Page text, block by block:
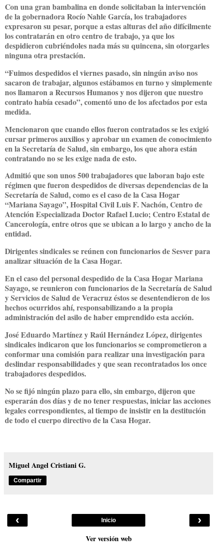
Con una gran bambalina en donde solicitaban la intervención
de la gobernadora Rocío Nahle García, los trabajadores
expresaron su pesar, porque a estas alturas del año difícilmente
los contratarán en otro centro de trabajo, ya que los
despidieron cubriéndoles nada más su quincena, sin otorgarles
ninguna otra prestación.
“Fuimos despedidos el viernes pasado, sin ningún aviso nos
sacaron de trabajar, algunos estábamos en turno y simplemente
nos llamaron a Recursos Humanos y nos dijeron que nuestro
contrato había cesado”, comentó uno de los afectados por esta
medida.
Mencionaron que cuando ellos fueron contratados se les exigió
cursar primeros auxilios y aprobar un examen de conocimiento
en la Secretaría de Salud, sin embargo, los que ahora están
contratando no se les exige nada de esto.
Admitió que son unos 500 trabajadores que laboran bajo este
régimen que fueron despedidos de diversas dependencias de la
Secretaría de Salud, como es el caso de la Casa Hogar
“Mariana Sayago”, Hospital Civil Luis F. Nachón, Centro de
Atención Especializada Doctor Rafael Lucio; Centro Estatal de
Cancerología, entre otros que se ubican a lo largo y ancho de la
entidad.
Dirigentes sindicales se reúnen con funcionarios de Sesver para
analizar situación de la Casa Hogar.
En el caso del personal despedido de la Casa Hogar Mariana
Sayago, se reunieron con funcionarios de la Secretaría de Salud
y Servicios de Salud de Veracruz éstos se desentendieron de los
hechos ocurridos ahí, responsabilizando a la propia
administración del asilo de haber emprendido esta acción.
José Eduardo Martínez y Raúl Hernández López, dirigentes
sindicales indicaron que los funcionarios se comprometieron a
conformar una comisión para realizar una investigación para
deslindar responsabilidades y que sean recontratados los once
trabajadores despedidos.
No se fijó ningún plazo para ello, sin embargo, dijeron que
esperarán dos días y de no tener respuestas, iniciar las acciones
legales correspondientes, al tiempo de insistir en la destitución
de todo el cuerpo directivo de la Casa Hogar.
Miguel Angel Cristiani G.
Compartir
‹ ›
Inicio
Ver versión web